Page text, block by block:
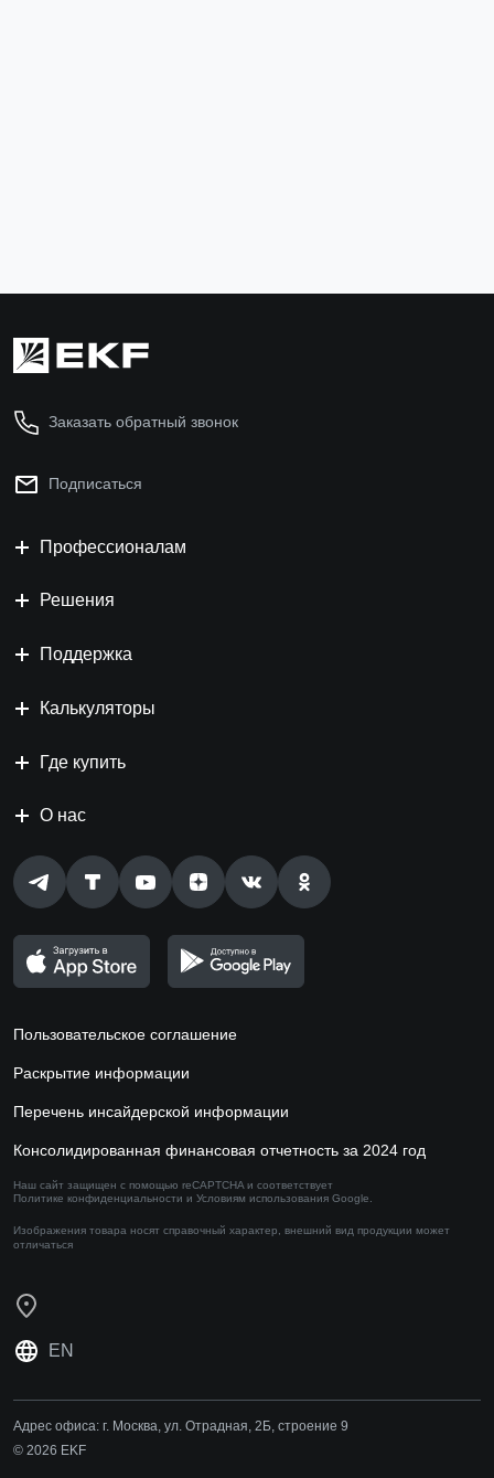
Заказать обратный звонок
Подписаться
Профессионалам
Решения
Поддержка
Калькуляторы
Где купить
О нас
Пользовательское соглашение
Раскрытие информации
Перечень инсайдерской информации
Консолидированная финансовая отчетность за 2024 год
Наш сайт защищен с помощью reCAPTCHA и соответствует
Политике конфиденциальности и Условиям использования Google.
Изображения товара носят справочный характер, внешний вид продукции может
отличаться
EN
Адрес офиса: г. Москва, ул. Отрадная, 2Б, строение 9
© 2026 EKF